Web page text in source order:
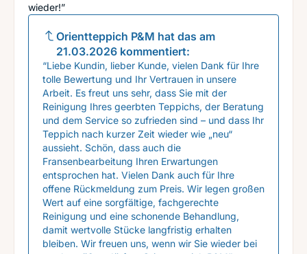
wieder!”
Orientteppich P&M hat das am
21.03.2026 kommentiert:
“Liebe Kundin, lieber Kunde, vielen Dank für Ihre
tolle Bewertung und Ihr Vertrauen in unsere
Arbeit. Es freut uns sehr, dass Sie mit der
Reinigung Ihres geerbten Teppichs, der Beratung
und dem Service so zufrieden sind – und dass Ihr
Teppich nach kurzer Zeit wieder wie „neu“
aussieht. Schön, dass auch die
Fransenbearbeitung Ihren Erwartungen
entsprochen hat. Vielen Dank auch für Ihre
offene Rückmeldung zum Preis. Wir legen großen
Wert auf eine sorgfältige, fachgerechte
Reinigung und eine schonende Behandlung,
damit wertvolle Stücke langfristig erhalten
bleiben. Wir freuen uns, wenn wir Sie wieder bei